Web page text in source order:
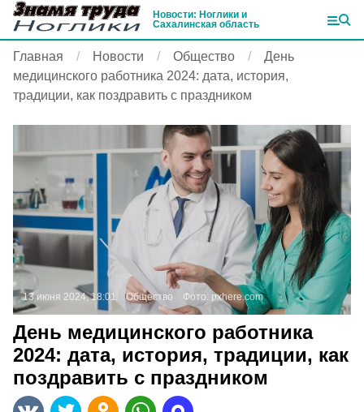
Новости: Ноглики и
Сахалинская область
Главная Новости Общество
День
медицинского работника 2024: дата, история,
традиции, как поздравить с праздником
13 июня 2024, 18:01 Общество Фото: pxhere.com
День медицинского работника
2024: дата, история, традиции, как
поздравить с праздником